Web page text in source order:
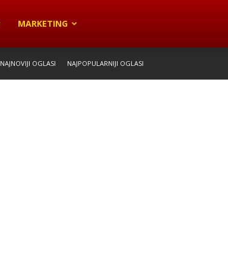
MARKETING
NAJNOVIJI OGLASI NAJPOPULARNIJI OGLASI